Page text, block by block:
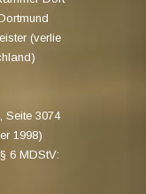
(verlie
Seite 3074
1998)
6 MDStV: